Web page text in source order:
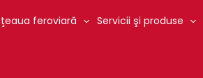
feroviară Servicii şi produse